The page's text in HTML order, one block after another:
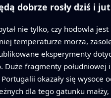
dobrze rosły dziś i
nie tylko, czy hodowla
temperaturze morza,
eksperymenty
Duże fragmenty południowej
okazały się
dla tego gatunku